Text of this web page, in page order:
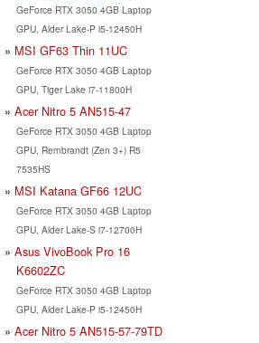
GeForce RTX 3050 4GB Laptop
GPU, Alder Lake-P i5-12450H
MSI GF63 Thin 11UC
GeForce RTX 3050 4GB Laptop
GPU, Tiger Lake i7-11800H
Acer Nitro 5 AN515-47
GeForce RTX 3050 4GB Laptop
GPU, Rembrandt (Zen 3+) R5
7535HS
MSI Katana GF66 12UC
GeForce RTX 3050 4GB Laptop
GPU, Alder Lake-S i7-12700H
Asus VivoBook Pro 16
K6602ZC
GeForce RTX 3050 4GB Laptop
GPU, Alder Lake-P i5-12450H
Acer Nitro 5 AN515-57-79TD